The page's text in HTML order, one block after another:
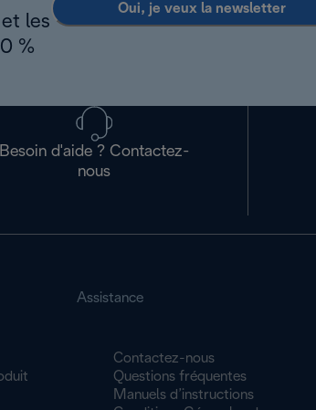
les
%
Oui, je veux la newsletter
Besoin d'aide ? Contactez-
nous
Assistance
Contactez-nous
Questions fréquentes
Manuels d’instructions